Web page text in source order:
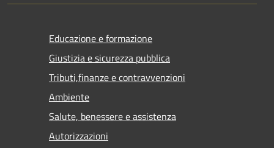
Educazione e formazione
Giustizia e sicurezza pubblica
Tributi,finanze e contravvenzioni
Ambiente
Salute, benessere e assistenza
Autorizzazioni